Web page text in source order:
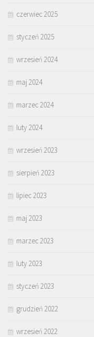
czerwiec 2025
styczeń 2025
wrzesień 2024
maj 2024
marzec 2024
luty 2024
wrzesień 2023
sierpień 2023
lipiec 2023
maj 2023
marzec 2023
luty 2023
styczeń 2023
grudzień 2022
wrzesień 2022